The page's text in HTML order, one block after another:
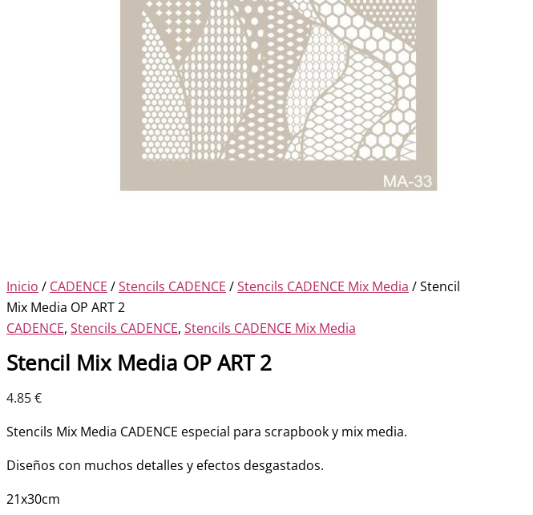
Inicio / CADENCE /Stencils CADENCE /Stencils CADENCE Mix Media / Stencil
Mix Media OP ART 2
CADENCE, Stencils CADENCE, Stencils CADENCE Mix Media
Stencil Mix Media OP ART 2
4.85€
Stencils Mix Media CADENCE especial para scrapbook y mix media.
Diseños con muchos detalles y efectos desgastados.
21x30cm